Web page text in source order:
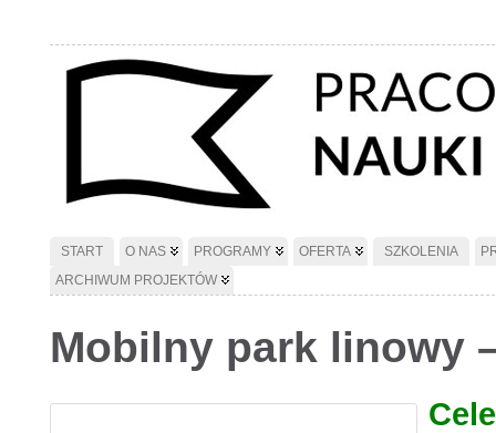
START O NAS PROGRAMY OFERTA SZKOLENIA
ARCHIWUM PROJEKTÓW
Mobilny park linowy